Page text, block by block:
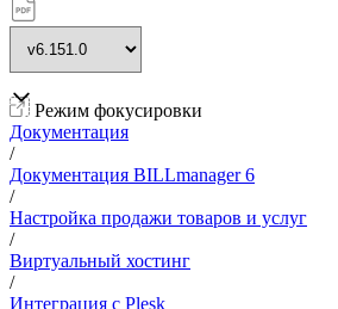
Режим фокусировки
Документация
/
Документация BILLmanager 6
/
Настройка продажи товаров и услуг
/
Виртуальный хостинг
/
Интеграция с Plesk